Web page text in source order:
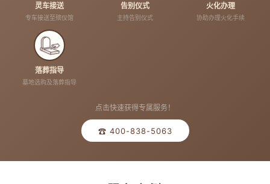
灵车接送
专车接送至殡仪馆
告别仪式
主持告别仪式
火化办理
协助办理火化手续
落葬指导
墓地选购及落葬指导
点击快速获得专属服务！
☎ 400-838-5063